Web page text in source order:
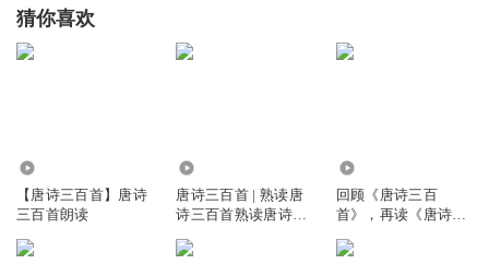
麦克的耳朵
回复 2022-02-06 1
gl1gbf0czn6gqcx62q1m
猜你喜欢
【唐诗三百首】唐诗
三百首朗读
唐诗三百首 | 熟读唐
诗三百首熟读唐诗三
会吟诗也会吟
回顾《唐诗三百
首》，再读《唐诗三